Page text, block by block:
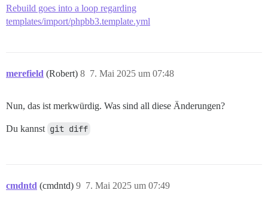
Rebuild goes into a loop regarding
templates/import/phpbb3.template.yml
merefield (Robert) 7. Mai 2025 um 07:48
8
Nun, das ist merkwürdig. Was sind all diese Änderungen?
Du kannst git diff
cmdntd (cmdntd) 7. Mai 2025 um 07:49
9